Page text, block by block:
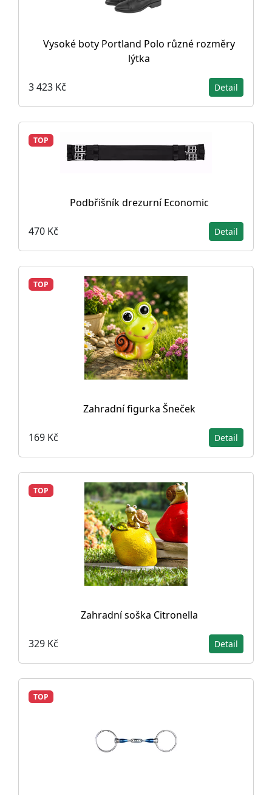
Vysoké boty Portland Polo různé rozměry
lýtka
3 423 Kč Detail
TOP
Podbřišník drezurní Economic
470 Kč Detail
TOP
Zahradní figurka Šneček
169 Kč Detail
TOP
Zahradní soška Citronella
329 Kč Detail
TOP